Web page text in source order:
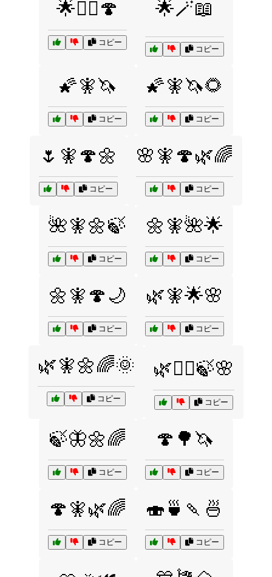
🌟🧚‍♀️🍄
コピー
🌟🪄📖
コピー
🌠🧚🦄
コピー
🌠🧚🦄🌻
コピー
🌷🧚🍄🌼
コピー
🌸🧚🍄🌿🌈
コピー
🌺🧚🌼🍃
コピー
🌼🧚🌺🌟
コピー
🌼🧚🍄🌙
コピー
🌿🧚🌟🌸
コピー
🌿🧚🌼🌈🌞
コピー
🌿🧚‍♀️🍃🌸
コピー
🍃🦋🌼🌈
コピー
🍄🌳🦄
コピー
🍄🧚🌿🌈
コピー
🍣🍵🍡🍜
コピー